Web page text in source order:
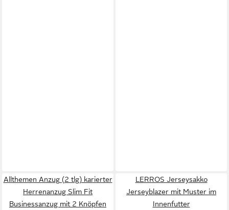
Allthemen Anzug (2 tlg) karierter
Herrenanzug Slim Fit
Businessanzug mit 2 Knöpfen
LERROS Jerseysakko
Jerseyblazer mit Muster im
Innenfutter